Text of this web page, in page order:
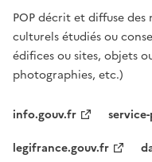
POP décrit et diffuse
culturels étudiés ou
édifices ou sites, objets
photographies, etc.)
info.gouv.fr
legifrance.gouv.fr